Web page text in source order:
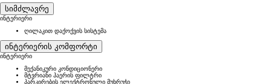
სიმძლავრე
ინტერიერი
ღილაკით დაქოქვის სისტემა
ინტერიერის კომფორტი
ინტერიერი
მექანიკური კონდიციონერი
მტვრიანი ჰაერის ფილტრი
პარკირების ელექტრონული მუხრუჭი